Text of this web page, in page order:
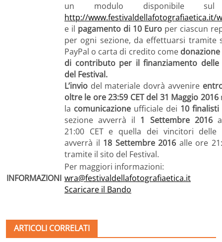
un modulo disponibile
http://www.festivaldellafotografiaetica.it/
e il pagamento di 10 Euro per ciascun
per ogni sezione, da effettuarsi tramite
PayPal o carta di credito come
di contributo per il finanziamento delle
del Festival.
L’invio del materiale dovrà avvenire
oltre le ore 23:59 CET del 31 Maggio 2016
la comunicazione ufficiale dei 10 finalisti
sezione avverrà il 1 Settembre 2016
21:00 CET e quella dei vincitori delle
avverrà il 18 Settembre 2016 alle ore
tramite il sito del Festival.
INFORMAZIONI
Per maggiori informazioni:
wra@festivaldellafotografiaetica.it
Scaricare il Bando
ARTICOLI CORRELATI